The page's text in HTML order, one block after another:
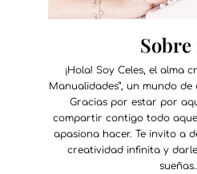
¡Hola! Soy Celes, el alma
Manualidades”, un mundo
Gracias por estar por
compartir contigo todo
apasiona hacer. Te invito a
creatividad infinita y